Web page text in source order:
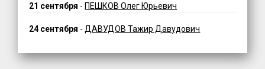
21 сентября - ПЕШКОВ Олег Юрьевич
24 сентября - ДАВУДОВ Тажир Давудович